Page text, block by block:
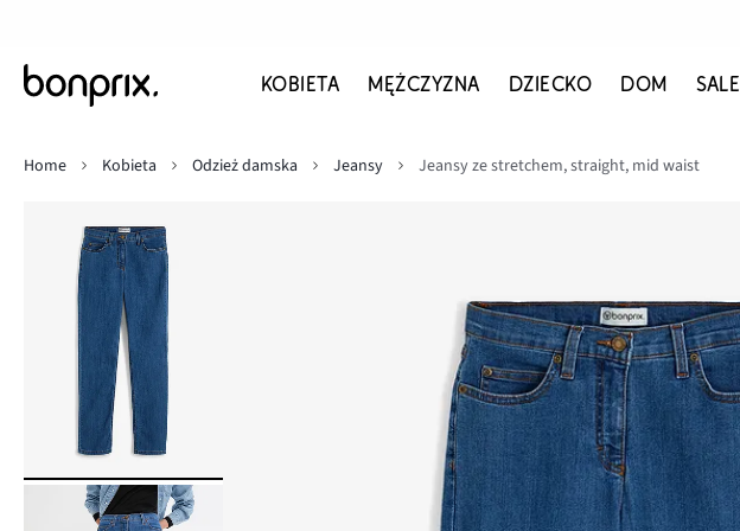
KOBIETA MĘŻCZYZNA DZIECKO DOM SALE
Home
Kobieta Odzież damska Jeansy Jeansy ze stretchem, straight, mid waist